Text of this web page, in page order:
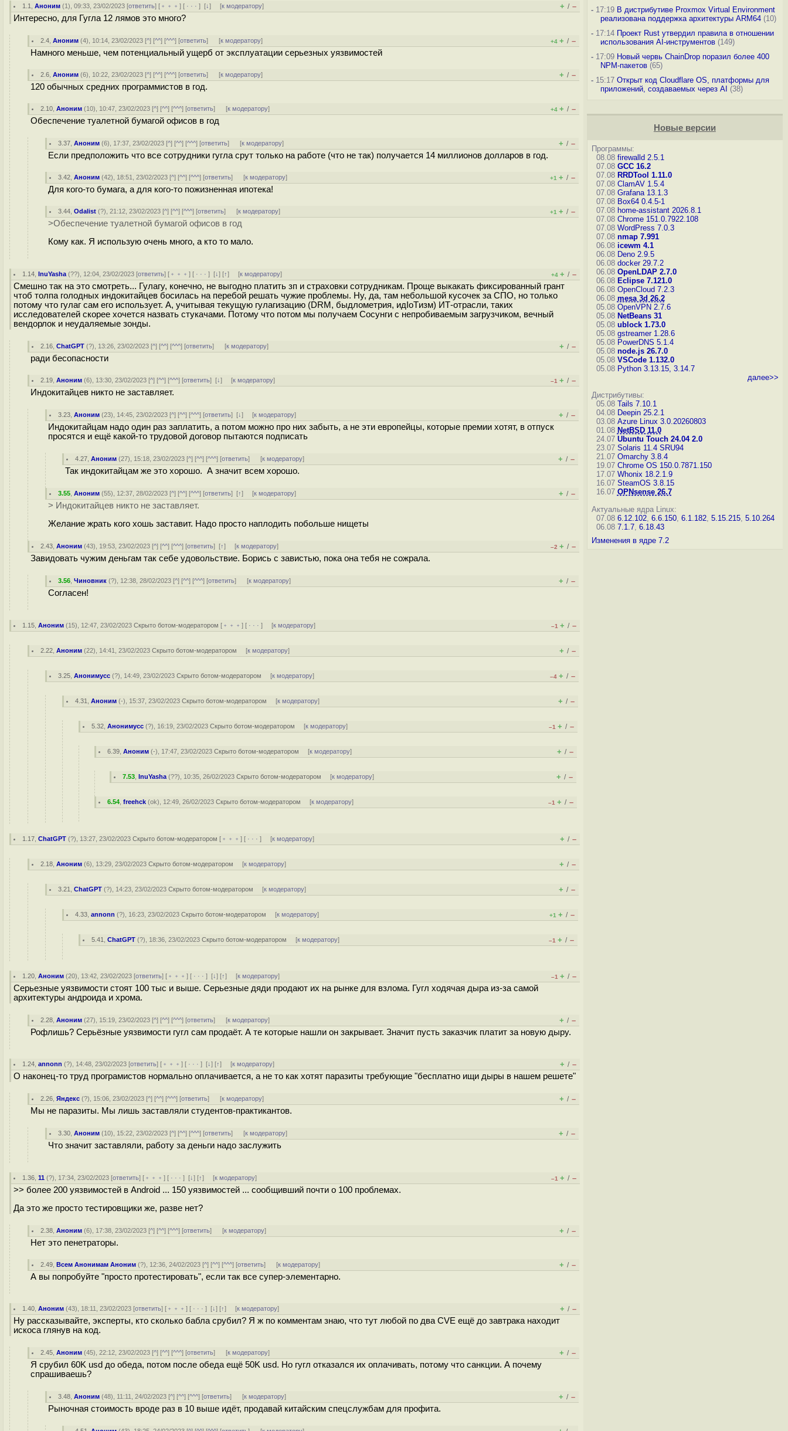
1.1 ,Аноним (1), 09:33, 23/02/2023 [ответить] [ ﹢﹢﹢] [ · · ·][↓] [к модератору] + / –
Интересно, для Гугла 12 лямов это много?
2.4 ,Аноним (4), 10:14, 23/02/2023 [^] [^^] [^^^] [ответить] [к модератору] +4 + / –
Намного меньше, чем потенциальный ущерб от эксплуатации серьезных уязвимостей
2.6 ,Аноним (6), 10:22, 23/02/2023 [^] [^^] [^^^] [ответить] [к модератору] + / –
120 обычных средних программистов в год.
2.10 ,Аноним (10), 10:47, 23/02/2023 [^] [^^] [^^^] [ответить] [к модератору] +4 + / –
Обеспечение туалетной бумагой офисов в год
3.37 ,Аноним (6), 17:37, 23/02/2023 [^] [^^] [^^^] [ответить] [к модератору] + / –
Если предположить что все сотрудники гугла срут только на работе (что не так) получается 14 миллионов долларов в год.
3.42 ,Аноним (42), 18:51, 23/02/2023 [^] [^^] [^^^] [ответить] [к модератору] +1 + / –
Для кого-то бумага, а для кого-то пожизненная ипотека!
3.44 ,Odalist (?), 21:12, 23/02/2023 [^] [^^] [^^^] [ответить] [к модератору] +1 + / –
>Обеспечение туалетной бумагой офисов в год
Кому как. Я использую очень много, а кто то мало.
1.14 ,InuYasha (??), 12:04, 23/02/2023 [ответить] [ ﹢﹢﹢] [ · · ·][↓] [↑] [к модератору] +4 + / –
Смешно так на это смотреть... Гулагу, конечно, не выгодно платить зп и страховки сотрудникам. Проще выкакать фиксированный грант
чтоб толпа голодных индокитайцев босилась на перебой решать чужие проблемы. Ну, да, там небольшой кусочек за СПО, но только
потому что гулаг сам его использует. А, учитывая текущую гулагизацию (DRM, быдлометрия, идIoTизм) ИТ-отрасли, таких
исследователей скорее хочется назвать стукачами. Потому что потом мы получаем Сосунги с непробиваемым загрузчиком, вечный
вендорлок и неудаляемые зонды.
2.16 ,ChatGPT (?), 13:26, 23/02/2023 [^] [^^] [^^^] [ответить] [к модератору] + / –
ради бесопасности
2.19 ,Аноним (6), 13:30, 23/02/2023 [^] [^^] [^^^] [ответить][↓] [к модератору] –1 + / –
Индокитайцев никто не заставляет.
3.23 ,Аноним (23), 14:45, 23/02/2023 [^] [^^] [^^^] [ответить][↓] [к модератору] + / –
Индокитайцам надо один раз заплатить, а потом можно про них забыть, а не эти европейцы, которые премии хотят, в отпуск
просятся и ещё какой-то трудовой договор пытаются подписать
4.27 ,Аноним (27), 15:18, 23/02/2023 [^] [^^] [^^^] [ответить] [к модератору] + / –
Так индокитайцам же это хорошо. А значит всем хорошо.
3.55 ,Аноним (55), 12:37, 28/02/2023 [^] [^^] [^^^] [ответить][↑] [к модератору] + / –
> Индокитайцев никто не заставляет.
Желание жрать кого хошь заставит. Надо просто наплодить побольше нищеты
2.43 ,Аноним (43), 19:53, 23/02/2023 [^] [^^] [^^^] [ответить][↑] [к модератору] –2 + / –
Завидовать чужим деньгам так себе удовольствие. Борись с завистью, пока она тебя не сожрала.
3.56 ,Чиновник (?), 12:38, 28/02/2023 [^] [^^] [^^^] [ответить] [к модератору] + / –
Согласен!
1.15 ,Аноним (15), 12:47, 23/02/2023Скрыто ботом-модератором [ ﹢﹢﹢] [ · · ·] [к модератору] –1 + / –
2.22 ,Аноним (22), 14:41, 23/02/2023Скрыто ботом-модератором [к модератору] + / –
3.25 ,Анонимусс (?), 14:49, 23/02/2023Скрыто ботом-модератором [к модератору] –4 + / –
4.31 ,Аноним (-), 15:37, 23/02/2023Скрыто ботом-модератором [к модератору] + / –
5.32 ,Анонимусс (?), 16:19, 23/02/2023Скрыто ботом-модератором [к модератору] –1 + / –
6.39 ,Аноним (-), 17:47, 23/02/2023Скрыто ботом-модератором [к модератору] + / –
7.53 ,InuYasha (??), 10:35, 26/02/2023Скрыто ботом-модератором [к модератору] + / –
6.54 ,freehck (ok), 12:49, 26/02/2023Скрыто ботом-модератором [к модератору] –1 + / –
1.17 ,ChatGPT (?), 13:27, 23/02/2023Скрыто ботом-модератором [ ﹢﹢﹢] [ · · ·] [к модератору] + / –
2.18 ,Аноним (6), 13:29, 23/02/2023Скрыто ботом-модератором [к модератору] + / –
3.21 ,ChatGPT (?), 14:23, 23/02/2023Скрыто ботом-модератором [к модератору] + / –
4.33 ,annonn (?), 16:23, 23/02/2023Скрыто ботом-модератором [к модератору] +1 + / –
5.41 ,ChatGPT (?), 18:36, 23/02/2023Скрыто ботом-модератором [к модератору] –1 + / –
1.20 ,Аноним (20), 13:42, 23/02/2023 [ответить] [ ﹢﹢﹢] [ · · ·][↓] [↑] [к модератору] –1 + / –
Серьезные уязвимости стоят 100 тыс и выше. Серьезные дяди продают их на рынке для взлома. Гугл ходячая дыра из-за самой
архитектуры андроида и хрома.
2.28 ,Аноним (27), 15:19, 23/02/2023 [^] [^^] [^^^] [ответить] [к модератору] + / –
Рофлишь? Серьёзные уязвимости гугл сам продаёт. А те которые нашли он закрывает. Значит пусть заказчик платит за новую дыру.
1.24 ,annonn (?), 14:48, 23/02/2023 [ответить] [ ﹢﹢﹢] [ · · ·][↓] [↑] [к модератору] + / –
О наконец-то труд програмистов нормально оплачивается, а не то как хотят паразиты требующие "бесплатно ищи дыры в нашем решете"
2.26 ,Яндекс (?), 15:06, 23/02/2023 [^] [^^] [^^^] [ответить] [к модератору] + / –
Мы не паразиты. Мы лишь заставляли студентов-практикантов.
3.30 ,Аноним (10), 15:22, 23/02/2023 [^] [^^] [^^^] [ответить] [к модератору] + / –
Что значит заставляли, работу за деньги надо заслужить
1.36 ,11 (?), 17:34, 23/02/2023 [ответить] [ ﹢﹢﹢] [ · · ·][↓] [↑] [к модератору] –1 + / –
>> более 200 уязвимостей в Android ... 150 уязвимостей ... сообщивший почти о 100 проблемах.
Да это же просто тестировщики же, разве нет?
2.38 ,Аноним (6), 17:38, 23/02/2023 [^] [^^] [^^^] [ответить] [к модератору] + / –
Нет это пенетраторы.
2.49 ,Всем Анонимам Аноним (?), 12:36, 24/02/2023 [^] [^^] [^^^] [ответить] [к модератору] + / –
А вы попробуйте "просто протестировать", если так все супер-элементарно.
1.40 ,Аноним (43), 18:11, 23/02/2023 [ответить] [ ﹢﹢﹢] [ · · ·][↓] [↑] [к модератору] + / –
Ну рассказывайте, эксперты, кто сколько бабла срубил? Я ж по комментам знаю, что тут любой по два CVE ещё до завтрака находит
искоса глянув на код.
2.45 ,Аноним (45), 22:12, 23/02/2023 [^] [^^] [^^^] [ответить] [к модератору] + / –
Я срубил 60K usd до обеда, потом после обеда ещё 50K usd. Но гугл отказался их оплачивать, потому что санкции. А почему
спрашиваешь?
3.48 ,Аноним (48), 11:11, 24/02/2023 [^] [^^] [^^^] [ответить] [к модератору] + / –
Рыночная стоимость вроде раз в 10 выше идёт, продавай китайским спецслужбам для профита.
-17:19 В дистрибутиве Proxmox Virtual Environment
реализована поддержка архитектуры ARM64(10)
-17:14 Проект Rust утвердил правила в отношении
использования AI-инструментов(149)
-17:09 Новый червь ChainDrop поразил более 400
NPM-пакетов(65)
-15:17 Открыт код Cloudflare OS, платформы для
приложений, создаваемых через AI (38)
Новые версии
Программы:
08.08 firewalld 2.5.1
07.08 GCC 16.2
07.08 RRDTool 1.11.0
07.08 ClamAV 1.5.4
07.08 Grafana 13.1.3
07.08 Box64 0.4.5-1
07.08 home-assistant 2026.8.1
07.08 Chrome 151.0.7922.108
07.08 WordPress 7.0.3
07.08 nmap 7.991
06.08 icewm 4.1
06.08 Deno 2.9.5
06.08 docker 29.7.2
06.08 OpenLDAP 2.7.0
06.08 Eclipse 7.121.0
06.08 OpenCloud 7.2.3
06.08 mesa 3d 26.2
05.08 OpenVPN 2.7.6
05.08 NetBeans 31
05.08 ublock 1.73.0
05.08 gstreamer 1.28.6
05.08 PowerDNS 5.1.4
05.08 node.js 26.7.0
05.08 VSCode 1.132.0
05.08 Python 3.13.15, 3.14.7
далее>>
Дистрибутивы:
05.08 Tails 7.10.1
04.08 Deepin 25.2.1
03.08 Azure Linux 3.0.20260803
01.08 NetBSD 11.0
24.07 Ubuntu Touch 24.04 2.0
23.07 Solaris 11.4 SRU94
21.07 Omarchy 3.8.4
19.07 Chrome OS 150.0.7871.150
17.07 Whonix 18.2.1.9
16.07 SteamOS 3.8.15
16.07 OPNsense 26.7
Актуальные ядра Linux:
07.08 6.12.102, 6.6.150, 6.1.182, 5.15.215, 5.10.264
06.08 7.1.7, 6.18.43
Изменения в ядре 7.2